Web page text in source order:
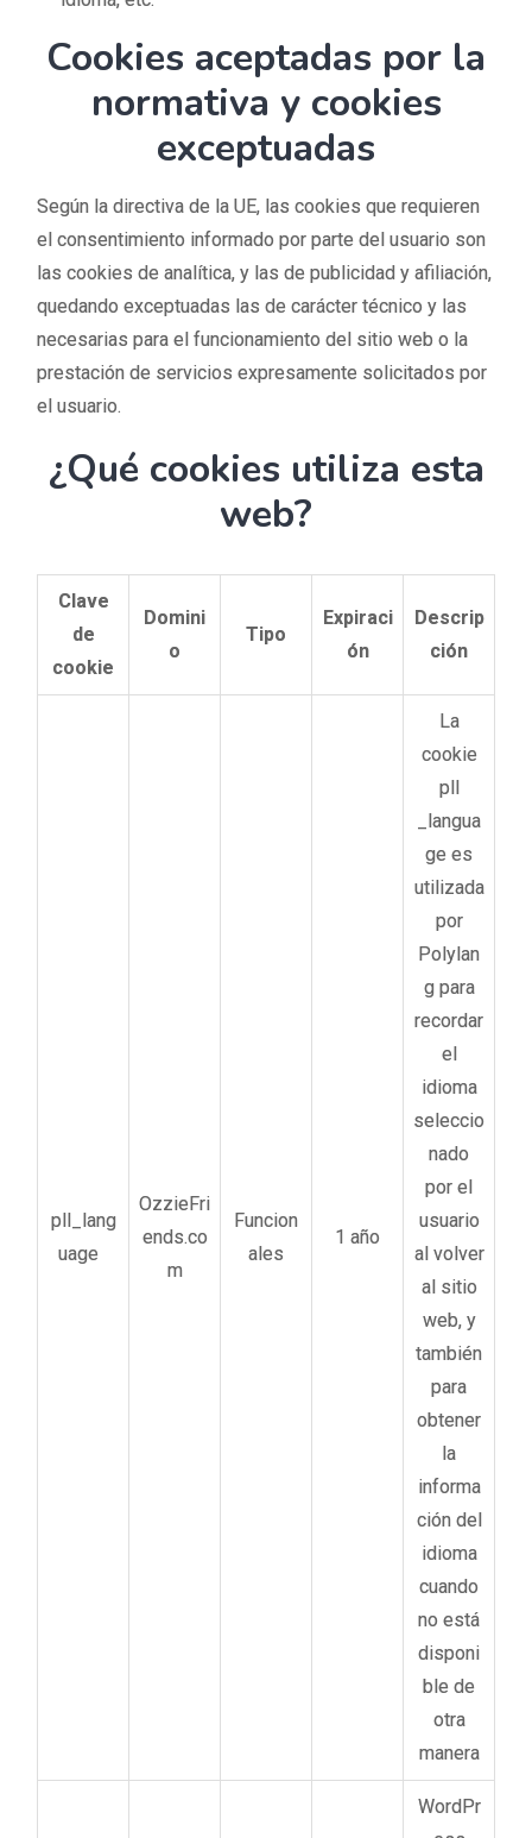
Cookies aceptadas por la
normativa y cookies
exceptuadas
Según la directiva de la UE, las cookies que requieren
el consentimiento informado por parte del usuario son
las cookies de analítica, y las de publicidad y afiliación,
quedando exceptuadas las de carácter técnico y las
necesarias para el funcionamiento del sitio web o la
prestación de servicios expresamente solicitados por
el usuario.
¿Qué cookies utiliza esta
web?
Clave
de
cookie
Domini
o
Tipo
Expiraci
ón
Descrip
ción
pll_lang
uage
OzzieFri
ends.co
m
Funcion
ales
1 año
La
cookie
pll
_langua
ge es
utilizada
por
Polylan
g para
recordar
el
idioma
seleccio
nado
por el
usuario
al volver
al sitio
web, y
también
para
obtener
la
informa
ción del
idioma
cuando
no está
disponi
ble de
otra
manera
WordPr